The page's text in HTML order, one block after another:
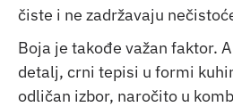
čiste i ne zadržavaju
Boja je takođe važan faktor.
detalj, crni tepisi u formi
odličan izbor, naročito u